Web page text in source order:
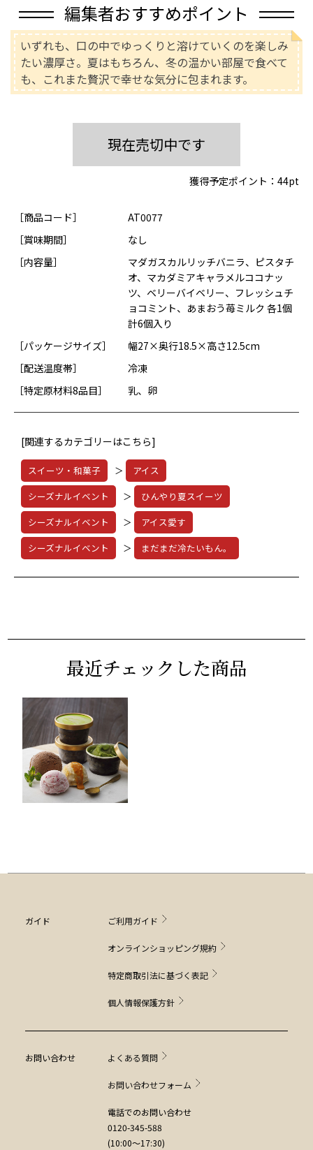
編集者おすすめポイント
いずれも、口の中でゆっくりと溶けていくのを楽しみ
たい濃厚さ。夏はもちろん、冬の温かい部屋で食べて
も、これまた贅沢で幸せな気分に包まれます。
現在売切中です
獲得予定ポイント：44pt
［商品コード］
AT0077
［賞味期間］
なし
［内容量］
マダガスカルリッチバニラ、ピスタチ
オ、マカダミアキャラメルココナッ
ツ、ベリーバイベリー、フレッシュチ
ョコミント、あまおう苺ミルク 各1個
計6個入り
［パッケージサイズ］
幅27×奥行18.5×高さ12.5cm
［配送温度帯］
冷凍
［特定原材料8品目］
乳、卵
[関連するカテゴリーはこちら]
スイーツ・和菓子 ＞
アイス
シーズナルイベント
＞
ひんやり夏スイーツ
シーズナルイベント
＞
アイス愛す
シーズナルイベント
＞ まだまだ冷たいもん。
最近チェックした商品
ガイド ご利用ガイド
オンラインショッピング規約
特定商取引法に基づく表記
個人情報保護方針
お問い合わせ よくある質問
お問い合わせフォーム
電話でのお問い合わせ
0120-345-588
(10:00～17:30)